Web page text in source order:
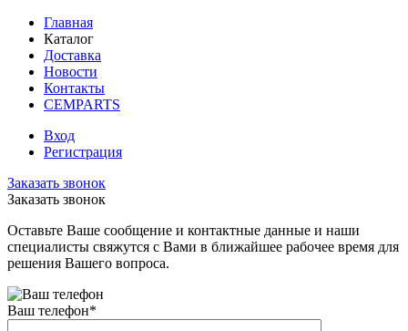
Главная
Каталог
Доставка
Новости
Контакты
CEMPARTS
Вход
Регистрация
Заказать звонок
Заказать звонок
Оставьте Ваше сообщение и контактные данные и наши
специалисты свяжутся с Вами в ближайшее рабочее время для
решения Вашего вопроса.
Ваш телефон*